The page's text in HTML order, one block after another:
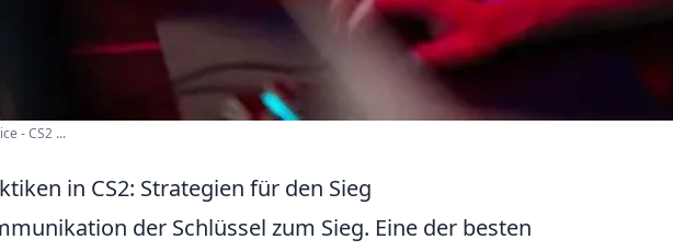
- CS2 ...
in CS2: Strategien für den Sieg
der Schlüssel zum Sieg. Eine der besten